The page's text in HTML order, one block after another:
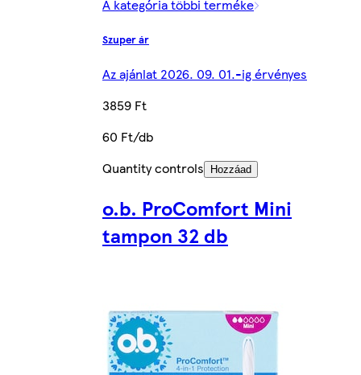
A kategória többi terméke
Szuper ár
Az ajánlat 2026. 09. 01.-ig érvényes
3859 Ft
60 Ft/db
Quantity controls
Hozzáad
o.b. ProComfort Mini
tampon 32 db